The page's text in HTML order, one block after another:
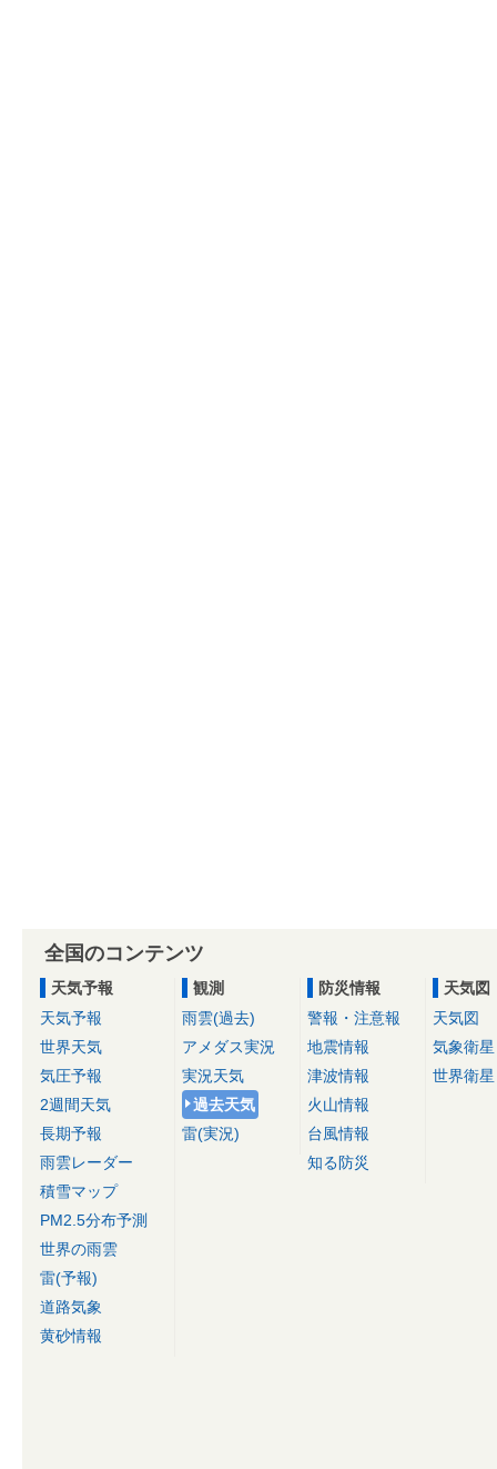
全国のコンテンツ
天気予報
天気予報
世界天気
気圧予報
2週間天気
長期予報
雨雲レーダー
積雪マップ
PM2.5分布予測
世界の雨雲
雷(予報)
道路気象
黄砂情報
観測
雨雲(過去)
アメダス実況
実況天気
過去天気
雷(実況)
防災情報
警報・注意報
地震情報
津波情報
火山情報
台風情報
知る防災
天気図
天気図
気象衛星
世界衛星